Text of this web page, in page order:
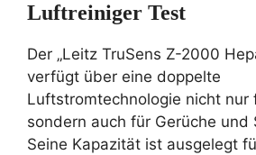
Luftreiniger Test
Der „Leitz TruSens Z-2000
verfügt über eine doppelte
Luftstromtechnologie nicht nur
sondern auch für Gerüche und
Seine Kapazität ist ausgelegt